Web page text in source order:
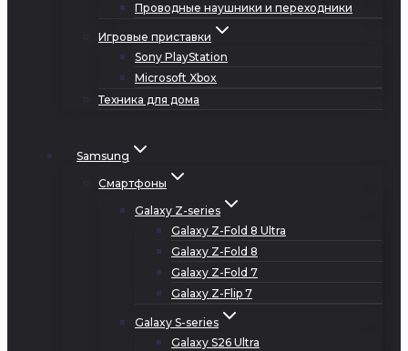
Проводные наушники и переходники
Игровые приставки
Sony PlayStation
Microsoft Xbox
Техника для дома
Samsung
Смартфоны
Galaxy Z-series
Galaxy Z-Fold 8 Ultra
Galaxy Z-Fold 8
Galaxy Z-Fold 7
Galaxy Z-Flip 7
Galaxy S-series
Galaxy S26 Ultra